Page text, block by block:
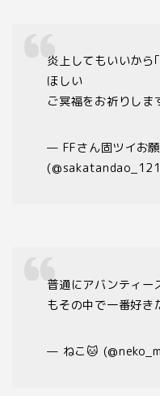
炎上してもいいから
ほしい
ご冥福をお祈りしま
— FFさん固ツイお
普通にアバンティ
もその中で一番好
— ねこ🐱